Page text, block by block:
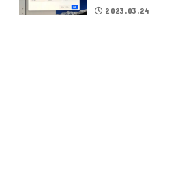
2023.03.24